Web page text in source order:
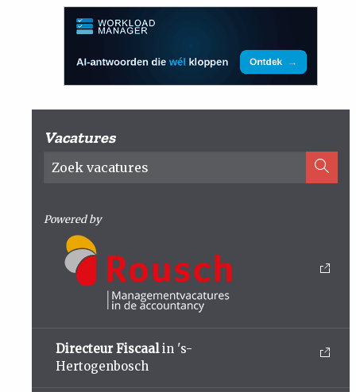
Vacatures
Powered by
Directeur Fiscaalin 's-
Hertogenbosch